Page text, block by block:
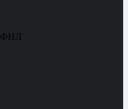
ФНЛ